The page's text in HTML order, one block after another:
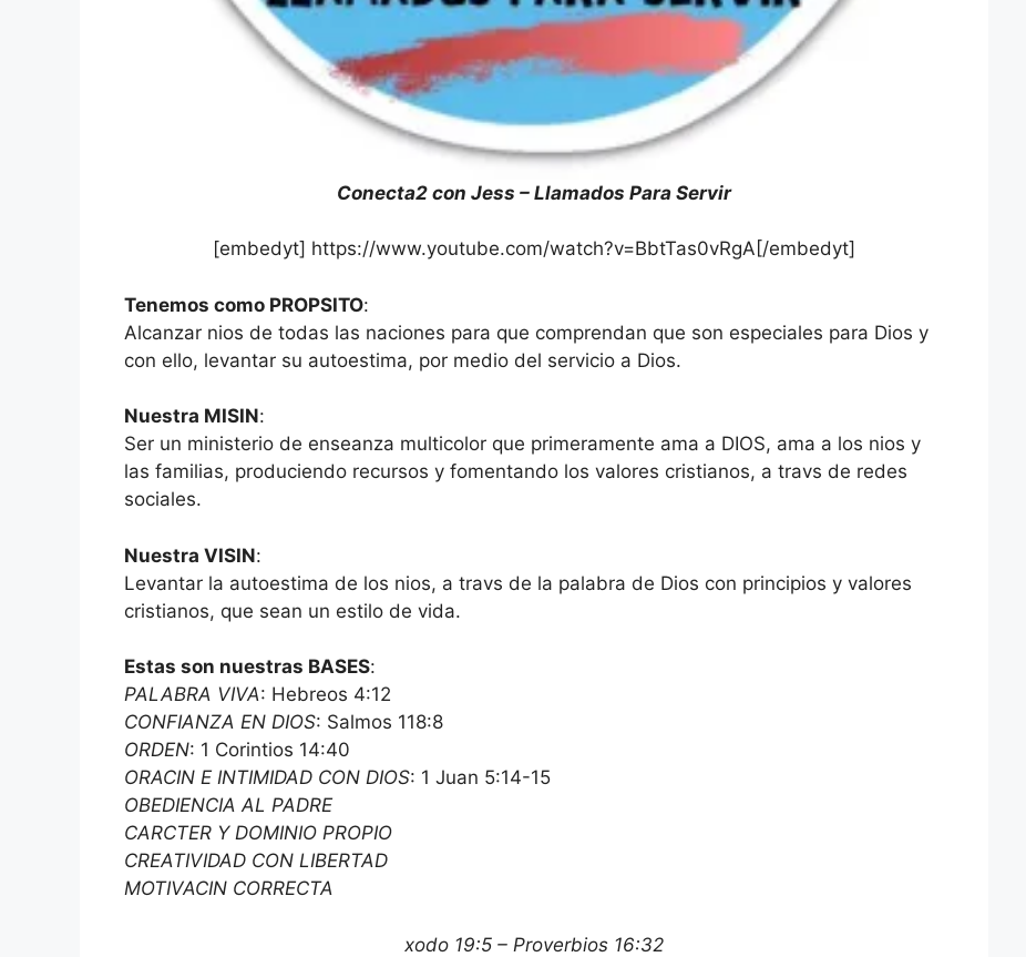
Conecta2 con Jess – Llamados Para Servir
[embedyt] https://www.youtube.com/watch?v=BbtTas0vRgA[/embedyt]
Tenemos como PROPSITO:
Alcanzar nios de todas las naciones para que comprendan que son especiales para Dios y
con ello, levantar su autoestima, por medio del servicio a Dios.
Nuestra MISIN:
Ser un ministerio de enseanza multicolor que primeramente ama a DIOS, ama a los nios y
las familias, produciendo recursos y fomentando los valores cristianos, a travs de redes
sociales.
Nuestra VISIN:
Levantar la autoestima de los nios, a travs de la palabra de Dios con principios y valores
cristianos, que sean un estilo de vida.
Estas son nuestras BASES:
PALABRA VIVA: Hebreos 4:12
CONFIANZA EN DIOS: Salmos 118:8
ORDEN: 1 Corintios 14:40
ORACIN E INTIMIDAD CON DIOS: 1 Juan 5:14-15
OBEDIENCIA AL PADRE
CARCTER Y DOMINIO PROPIO
CREATIVIDAD CON LIBERTAD
MOTIVACIN CORRECTA
xodo 19:5 – Proverbios 16:32